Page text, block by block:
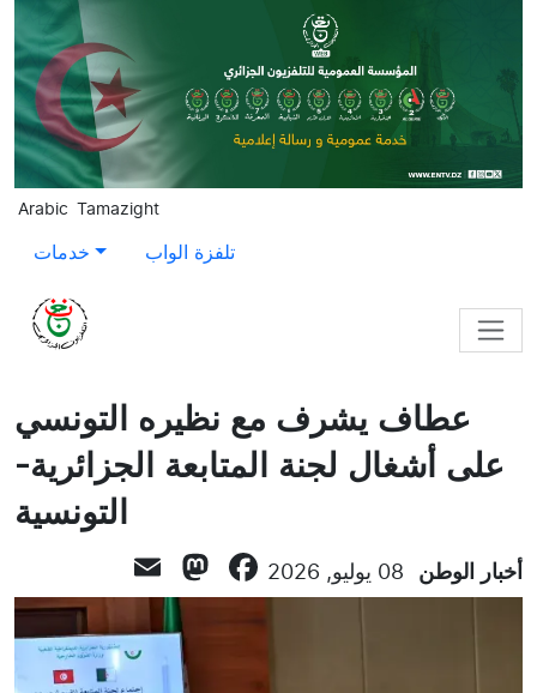
Skip to main content
Arabic Tamazight
خدمات تلفزة الواب
عطاف يشرف مع نظيره التونسي
على أشغال لجنة المتابعة الجزائرية-
التونسية
أخبار الوطن 08 يوليو, 2026 Facebook